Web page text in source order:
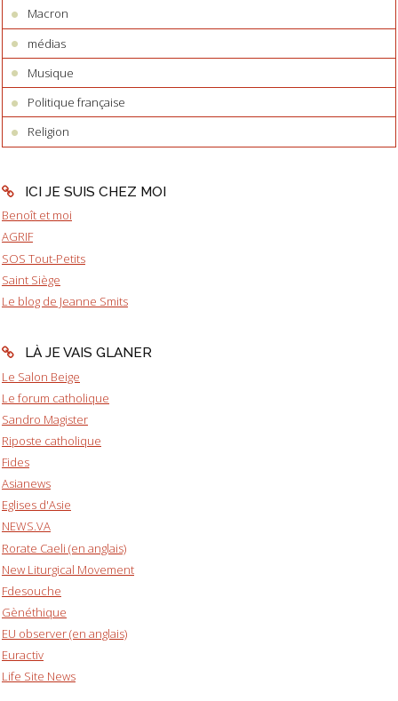
Macron
médias
Musique
Politique française
Religion
ICI JE SUIS CHEZ MOI
Benoît et moi
AGRIF
SOS Tout-Petits
Saint Siège
Le blog de Jeanne Smits
LÀ JE VAIS GLANER
Le Salon Beige
Le forum catholique
Sandro Magister
Riposte catholique
Fides
Asianews
Eglises d'Asie
NEWS.VA
Rorate Caeli (en anglais)
New Liturgical Movement
Fdesouche
Gènéthique
EU observer (en anglais)
Euractiv
Life Site News